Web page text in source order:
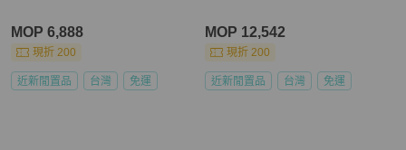
MOP 6,888
現折 200
近新閒置品 台灣 免運
MOP 12,542
現折 200
近新閒置品 台灣 免運